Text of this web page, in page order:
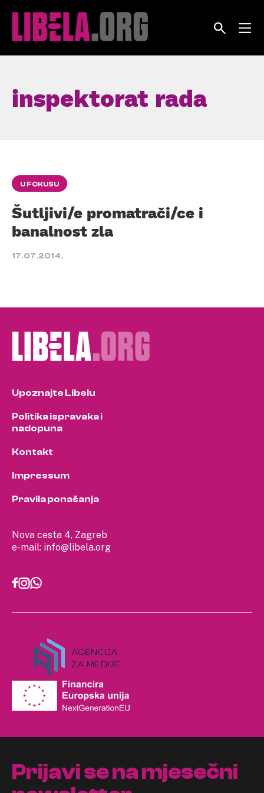
inspektorat rada
U FOKUSU
Šutljivi/e promatrači/ce i
banalnost zla
17.07.2014.
Nova cesta 4, Zagreb
e-mail: info@libela.org
Upoznajte Libelu
Politika ispravaka i
nadopuna
Kontakt
Impressum
Pravila ponašanja
Prijavi se na mjesečni